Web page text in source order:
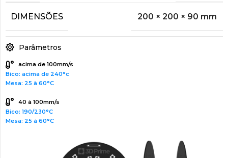
DIMENSÕES 200 × 200 × 90 mm
Parâmetros
acima de 100mm/s
Bico: acima de 240°c
Mesa: 25 à 60°C
40 à 100mm/s
Bico: 190/230°C
Mesa: 25 à 60°C